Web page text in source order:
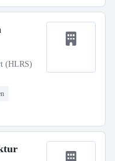
(HLRS)